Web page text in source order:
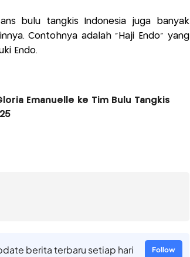
bulu tangkis Indonesia juga banyak
Contohnya adalah “Haji Endo” yang
Endo.
Emanuelle ke Tim Bulu Tangkis
berita terbaru setiap hari Follow